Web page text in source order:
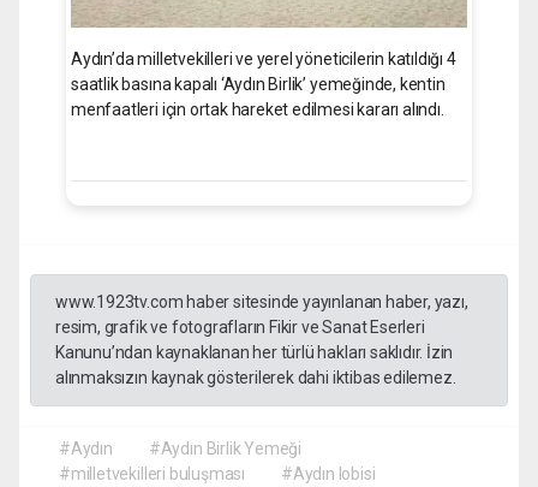
Aydın’da milletvekilleri ve yerel yöneticilerin katıldığı 4
saatlik basına kapalı ‘Aydın Birlik’ yemeğinde, kentin
menfaatleri için ortak hareket edilmesi kararı alındı.
www.1923tv.com haber sitesinde yayınlanan haber, yazı,
resim, grafik ve fotografların Fikir ve Sanat Eserleri
Kanunu’ndan kaynaklanan her türlü hakları saklıdır. İzin
alınmaksızın kaynak gösterilerek dahi iktibas edilemez.
#Aydın
#Aydın Birlik Yemeği
#milletvekilleri buluşması
#Aydın lobisi